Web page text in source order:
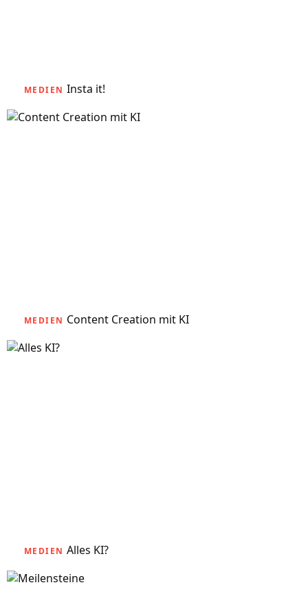
MEDIEN Insta it!
MEDIEN Content Creation mit KI
MEDIEN Alles KI?